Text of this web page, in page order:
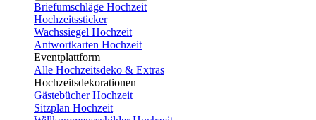
Briefumschläge Hochzeit
Hochzeitssticker
Wachssiegel Hochzeit
Antwortkarten Hochzeit
Eventplattform
Alle Hochzeitsdeko & Extras
Hochzeitsdekorationen
Gästebücher Hochzeit
Sitzplan Hochzeit